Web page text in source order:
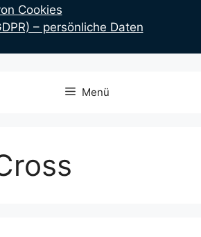
Cookies
– persönliche Daten
Menü